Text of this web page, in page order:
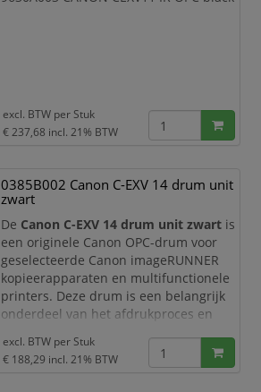
excl. BTW per Stuk
€ 237,68 incl. 21% BTW
0385B002 Canon C-EXV 14 drum unit
zwart
De Canon C-EXV 14 drum unit zwart is
een originele Canon OPC-drum voor
geselecteerde Canon imageRUNNER
kopieerapparaten en multifunctionele
printers. Deze drum is een belangrijk
onderdeel van het afdrukproces en
het papier wordt overgebracht. Zo
blijven teksten scherp, lijnen duidelijk
excl. BTW per Stuk
€ 188,29 incl. 21% BTW